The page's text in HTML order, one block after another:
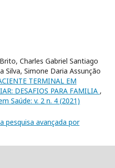
Charles Gabriel Santiago
Silva, Simone Daria Assunção
TERMINAL EM
DESAFIOS PARA FAMILIA ,
Saúde: v. 2 n. 4 (2021)
pesquisa avançada por